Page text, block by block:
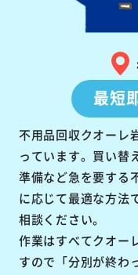
最短
不用品回収クオーレ
っています。買い替
準備など急を要する
に応じて最適な方法
相談ください。
作業はすべてクオー
すので「分別が終わ